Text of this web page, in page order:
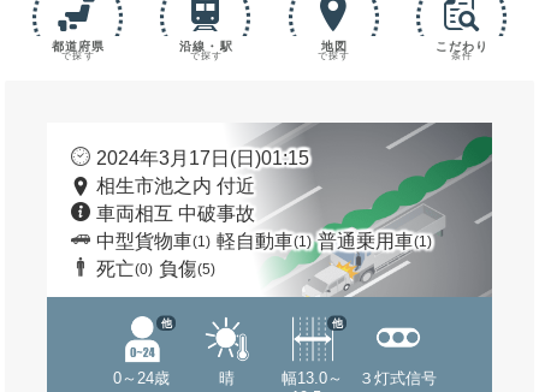
都道府県
で探す
沿線・駅
で探す
地図
で探す
こだわり
条件
2024年3月17日(日)01:15
相生市池之内 付近
車両相互 中破事故
中型貨物車(1) 軽自動車(1) 普通乗用車(1)
死亡(0) 負傷(5)
0～24歳
他
晴
幅13.0～
他
３灯式信号